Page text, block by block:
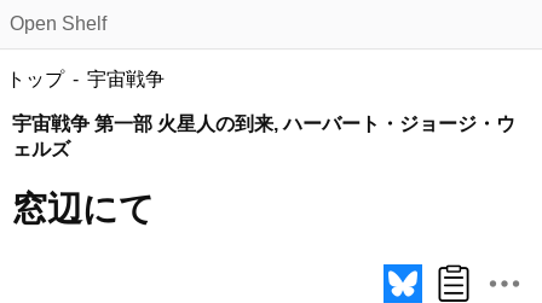
Open Shelf
トップ 宇宙戦争
宇宙戦争 第一部 火星人の到来, ハーバート・ジョージ・ウ
ェルズ
窓辺にて